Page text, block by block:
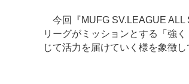
今回『MUFG SV.LEAGUE ALL
リーグがミッションとする「強
じて活力を届けていく様を象徴し